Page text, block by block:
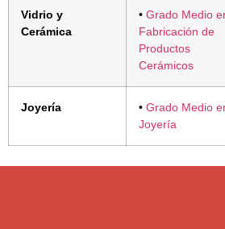
Vidrio y
Cerámica
• Grado Medio
Fabricación de
Productos
Cerámicos
Joyería • Grado Medio
Joyería